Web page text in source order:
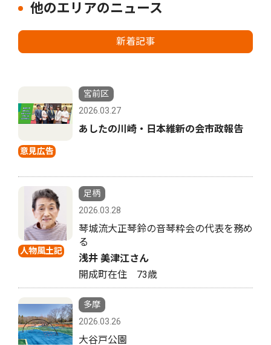
他のエリアのニュース
新着記事
意見広告
宮前区
2026.03.27
あしたの川崎・日本維新の会市政報告
人物風土記
足柄
2026.03.28
琴城流大正琴鈴の音琴粋会の代表を務め
る
浅井 美津江さん
開成町在住 73歳
多摩
2026.03.26
大谷戸公園